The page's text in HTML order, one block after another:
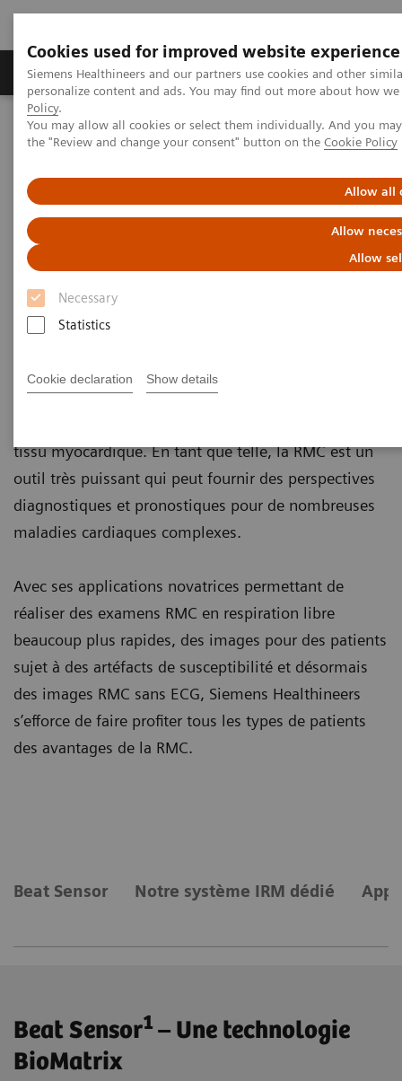
Cookies used for improved website experience
Siemens Healthineers and our partners use cookies and other
personalize content and ads. You may find out more about how
Policy.
You may allow all cookies or select them individually. And you
the "Review and change your consent" button on the Cookie Policy
Allow all
Allow
Allow
Necessary
Statistics
Cookie declaration Show details
Produits & services Domaines cliniques
Home
Imagerie médicale
Imagerie par résonance magnétique
Clinical Fields
IRM cardiovasculaire
actuellement la référence absolue en termes
d’imagerie de l’anatomie et de la fonction
tissu myocardique. En tant que telle, la RMC est un
outil très puissant qui peut fournir des perspectives
diagnostiques et pronostiques pour de nombreuses
maladies cardiaques complexes.
Avec ses applications novatrices permettant de
réaliser des examens RMC en respiration libre
beaucoup plus rapides, des images pour des patients
sujet à des artéfacts de susceptibilité et désormais
des images RMC sans ECG, Siemens Healthineers
s’efforce de faire profiter tous les types de patients
des avantages de la RMC.
Beat Sensor Notre système IRM dédié
Beat Sensor1 – Une technologie
BioMatrix